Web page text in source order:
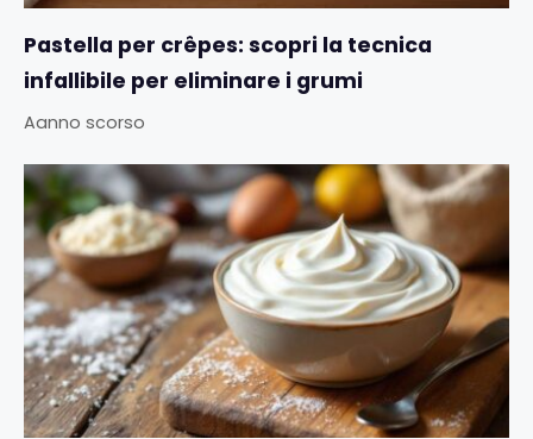
Pastella per crêpes: scopri la tecnica
infallibile per eliminare i grumi
Aanno scorso